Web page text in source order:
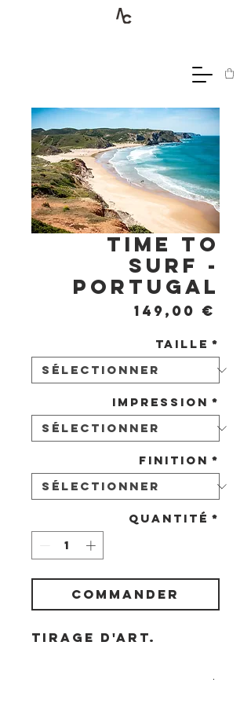
Time to
Surf -
Portugal
149,00 €
Taille *
Impression *
Finition *
Quantité *
COMMANDER
Tirage d'art.